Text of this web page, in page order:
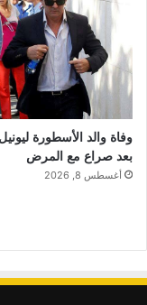
وفاة والد الأسطورة
بعد صراع مع المرض
أغسطس 8, 2026